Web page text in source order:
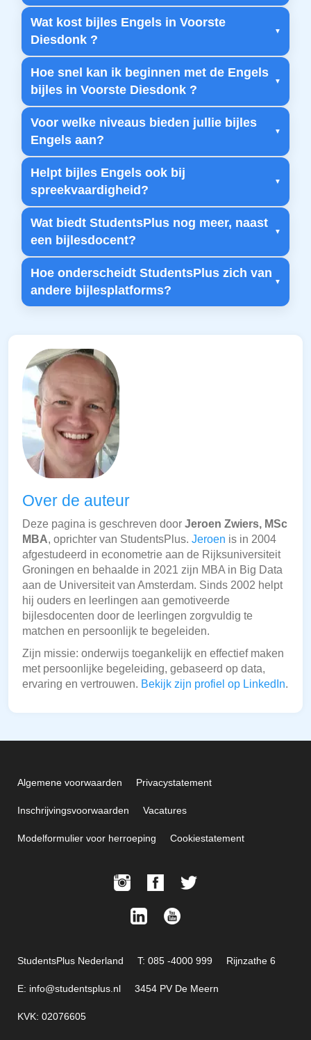
Wat kost bijles Engels in Voorste
Diesdonk ?
Hoe snel kan ik beginnen met de Engels
bijles in Voorste Diesdonk ?
Voor welke niveaus bieden jullie bijles
Engels aan?
Helpt bijles Engels ook bij
spreekvaardigheid?
Wat biedt StudentsPlus nog meer, naast
een bijlesdocent?
Hoe onderscheidt StudentsPlus zich van
andere bijlesplatforms?
Over de auteur
Deze pagina is geschreven door Jeroen Zwiers, MSc
MBA, oprichter van StudentsPlus. Jeroen is in 2004
afgestudeerd in econometrie aan de Rijksuniversiteit
Groningen en behaalde in 2021 zijn MBA in Big Data
aan de Universiteit van Amsterdam. Sinds 2002 helpt
hij ouders en leerlingen aan gemotiveerde
bijlesdocenten door de leerlingen zorgvuldig te
matchen en persoonlijk te begeleiden.
Zijn missie: onderwijs toegankelijk en effectief maken
met persoonlijke begeleiding, gebaseerd op data,
ervaring en vertrouwen. Bekijk zijn profiel op LinkedIn.
Algemene voorwaarden Privacystatement
Inschrijvingsvoorwaarden Vacatures
Modelformulier voor herroeping Cookiestatement
StudentsPlus Nederland T: 085 -4000 999 Rijnzathe 6
E: info@studentsplus.nl 3454 PV De Meern
KVK: 02076605